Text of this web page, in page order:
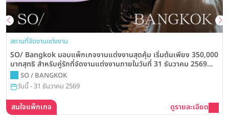
สถานที่จัดงานแต่งงาน
SO/ Bangkok มอบแพ็กเกจงานแต่งงานสุดคุ้ม เริ่มต้นเพียง 350,000
บาทสุทธิ สำหรับคู่รักที่จัดงานแต่งงานภายในวันที่ 31 ธันวาคม 2569
พร้อมสิทธิพิเศษมากมาย
SO / BANGKOK
วันนี้ - 31 ธันวาคม 2569
สนใจแพ็กเกจ ดูรายละเอียด